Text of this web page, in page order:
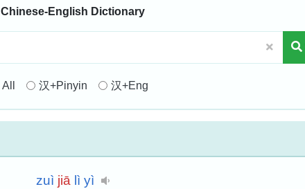
Chinese-English Dictionary
All 汉+Pinyin 汉+Eng
zuì jiā lì yì